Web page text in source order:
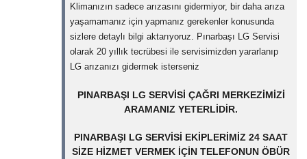
Klimanızın sadece arızasını gidermiyor, bir daha arıza
yaşamamanız için yapmanız gerekenler konusunda
sizlere detaylı bilgi aktarıyoruz. Pınarbaşı LG Servisi
olarak 20 yıllık tecrübesi ile servisimizden yararlanıp
LG arızanızı gidermek isterseniz
PINARBAŞI LG SERVISI ÇAĞRI MERKEZIMIZI
ARAMANIZ YETERLIDIR.
PINARBAŞI LG SERVISI EKIPLERIMIZ 24 SAAT
SIZE HIZMET VERMEK IÇIN TELEFONUN ÖBÜR